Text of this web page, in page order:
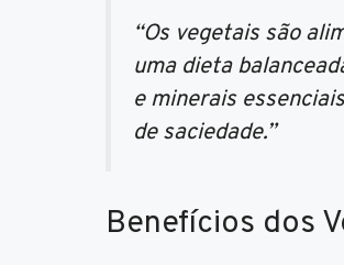
“Os vegetais são
uma dieta
e minerais
de saciedade.”
Benefícios dos